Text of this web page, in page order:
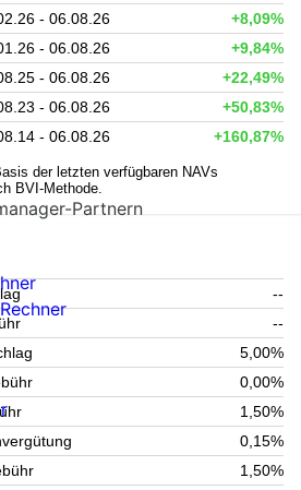
- 06.08.26
+8,09%
- 06.08.26
+9,84%
- 06.08.26
+22,49%
- 06.08.26
+50,83%
- 06.08.26 +160,87%
der letzten verfügbaren NAVs
BVI-Methode.
--
--
5,00%
0,00%
1,50%
0,15%
1,50%
Partnern